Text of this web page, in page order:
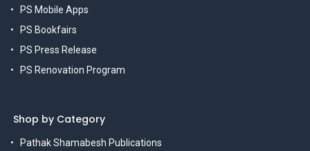
PS Mobile Apps
PS Bookfairs
PS Press Release
PS Renovation Program
Shop by Category
Pathak Shamabesh Publications